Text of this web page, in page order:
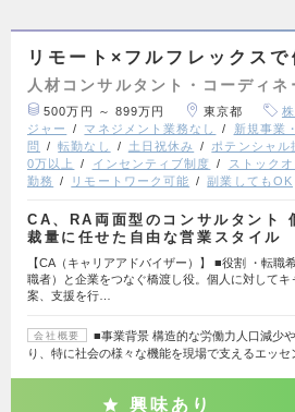
リモート×フルフレックス
人材コンサルタント・コーディネ
500万円 ～ 899万円 東京都
ジャー
マネジメント業務なし 新規事業
問
転勤なし 土日祝休み ポテンシャル
0万以上
インセンティブ制度 ストック
勤務
リモートワーク可能 副業してもOK
CA、RA両面型のコンサルタント
裁量に任せた自由な営業スタイル
【CA（キャリアアドバイザー）】 ■役割 ・転職
職者）と企業をつなぐ橋渡し役。個人に対してキ
案、支援を行…
会社概要
■事業背景 構造的な労働力人口減少
り、特に社会の様々な機能を現場で支えるエッセ
興味あり